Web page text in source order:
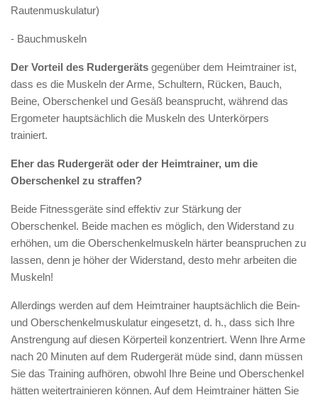
Rautenmuskulatur)
- Bauchmuskeln
Der Vorteil des Rudergeräts gegenüber dem Heimtrainer ist,
dass es die Muskeln der Arme, Schultern, Rücken, Bauch,
Beine, Oberschenkel und Gesäß beansprucht, während das
Ergometer hauptsächlich die Muskeln des Unterkörpers
trainiert.
Eher das Rudergerät oder der Heimtrainer, um die
Oberschenkel zu straffen?
Beide Fitnessgeräte sind effektiv zur Stärkung der
Oberschenkel. Beide machen es möglich, den Widerstand zu
erhöhen, um die Oberschenkelmuskeln härter beanspruchen zu
lassen, denn je höher der Widerstand, desto mehr arbeiten die
Muskeln!
Allerdings werden auf dem Heimtrainer hauptsächlich die Bein-
und Oberschenkelmuskulatur eingesetzt, d. h., dass sich Ihre
Anstrengung auf diesen Körperteil konzentriert. Wenn Ihre Arme
nach 20 Minuten auf dem Rudergerät müde sind, dann müssen
Sie das Training aufhören, obwohl Ihre Beine und Oberschenkel
hätten weitertrainieren können. Auf dem Heimtrainer hätten Sie